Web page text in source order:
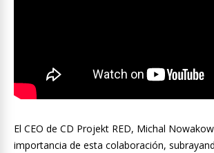
El CEO de CD Projekt RED, Michal
importancia de esta colaboración,